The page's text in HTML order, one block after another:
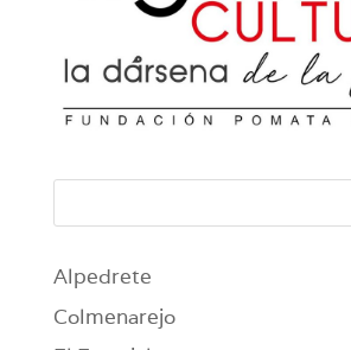
Alpedrete
Colmenarejo